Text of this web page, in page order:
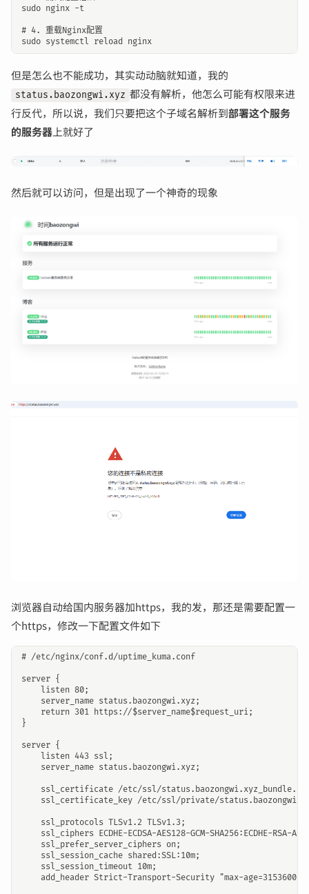
sudo nginx -t
# 4. 重载Nginx配置
但是怎么也不能成功，其实动动脑就知道，我的
status.baozongwi.xyz 都没有解析，他怎么可能有权限来进
行反代，所以说，我们只要把这个子域名解析到部署这个服务
的服务器 上就好了
然后就可以访问，但是出现了一个神奇的现象
浏览器自动给国内服务器加https，我的发，那还是需要配置一
个https，修改一下配置文件如下
# /etc/nginx/conf.d/uptime_kuma.conf
server {
    listen 80;
    server_name status.baozongwi.xyz;
    return 301 https://$server_name$request_uri;
}
server {
    listen 443 ssl;
    server_name status.baozongwi.xyz;
ssl_certificate /etc/ssl/
ssl_certificate_key /etc/ssl/private/
    ssl_protocols TLSv1.2 TLSv1.3;
ssl_ciphers ECDHE-ECDSA-AES128-GCM-SHA256:ECDHE-RSA-
    ssl_prefer_server_ciphers on;
    ssl_session_cache shared:SSL:10m;
    ssl_session_timeout 10m;
add_header Strict-Transport-Security "max-age=31536000"